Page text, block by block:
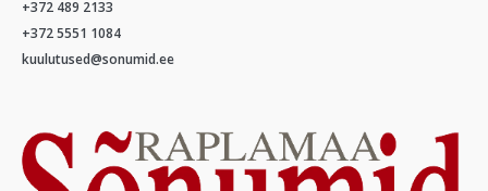
+372 489 2133
+372 5551 1084
kuulutused@sonumid.ee